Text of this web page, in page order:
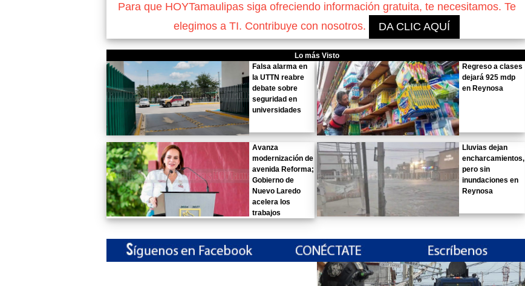
Para que HOYTamaulipas siga ofreciendo información gratuita, te necesitamos. Te
elegimos a TI. Contribuye con nosotros.
DA CLIC AQUÍ
Lo más Visto
Falsa alarma en
la UTTN reabre
debate sobre
seguridad en
universidades
Regreso a clases
dejará 925 mdp
en Reynosa
Avanza
modernización de
avenida Reforma;
Gobierno de
Nuevo Laredo
acelera los
trabajos
Lluvias dejan
encharcamientos,
pero sin
inundaciones en
Reynosa